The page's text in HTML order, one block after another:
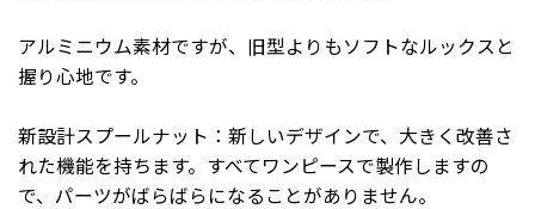
アルミニウム素材ですが、旧型よりもソフトなルックスと
握り心地です。
新設計スプールナット：新しいデザインで、大きく改善さ
れた機能を持ちます。すべてワンピースで製作しますの
で、パーツがばらばらになることがありません。